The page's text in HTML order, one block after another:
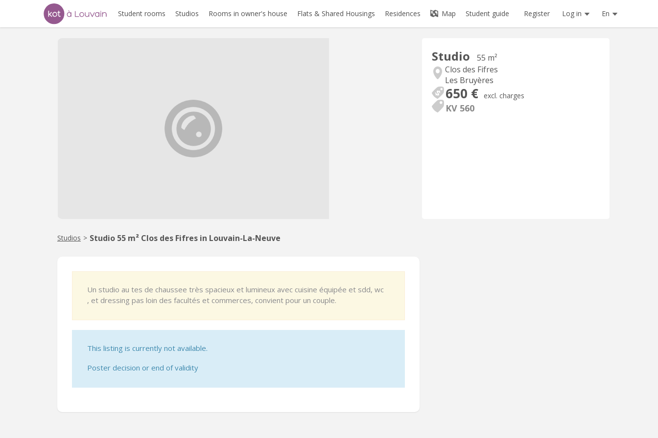
Student rooms Studios Rooms in owner's house Flats & Shared Housings Residences Map Student guide Register Log in En
Studio
55 m²
Clos des Fifres
Les Bruyères
650 € excl. charges
KV 560
Studios > Studio 55 m² Clos des Fifres in Louvain-La-Neuve
Un studio au tes de chaussee très spacieux et lumineux avec cuisine équipée et sdd, wc
, et dressing pas loin des facultés et commerces, convient pour un couple.
This listing is currently not available.
Poster decision or end of validity